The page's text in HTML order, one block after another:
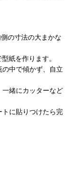
の寸法の大まかな
紙を作ります。
中で傾かず、自立
緒にカッターなど
に貼りつけたら完